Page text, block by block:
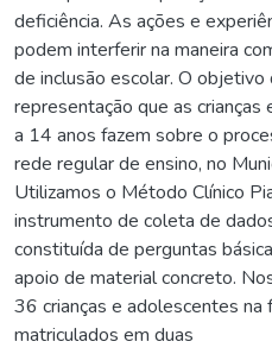
deficiência. As ações e
podem interferir na maneira
de inclusão escolar. O objetivo
representação que as
a 14 anos fazem sobre o
rede regular de ensino, no
Utilizamos o Método Clínico
instrumento de coleta de
constituída de perguntas
apoio de material concreto.
36 crianças e adolescentes na
matriculados em duas